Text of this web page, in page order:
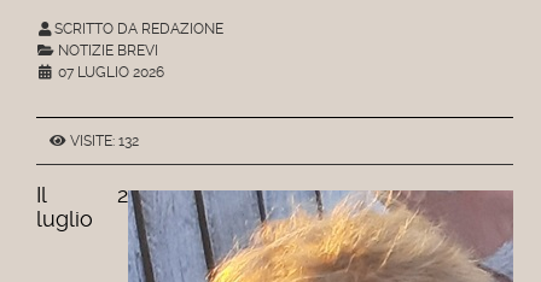
SCRITTO DA REDAZIONE
NOTIZIE BREVI
07 LUGLIO 2026
VISITE: 132
Il 2
luglio